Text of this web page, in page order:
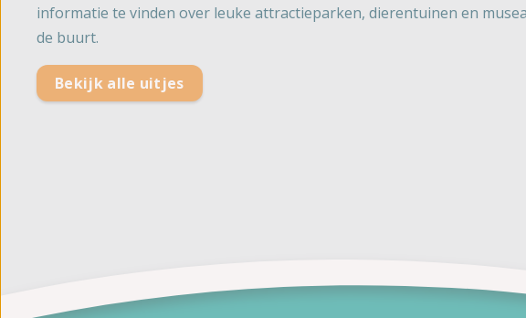
informatie te vinden over leuke attractieparken, dierentuinen en
de buurt.
Bekijk alle uitjes